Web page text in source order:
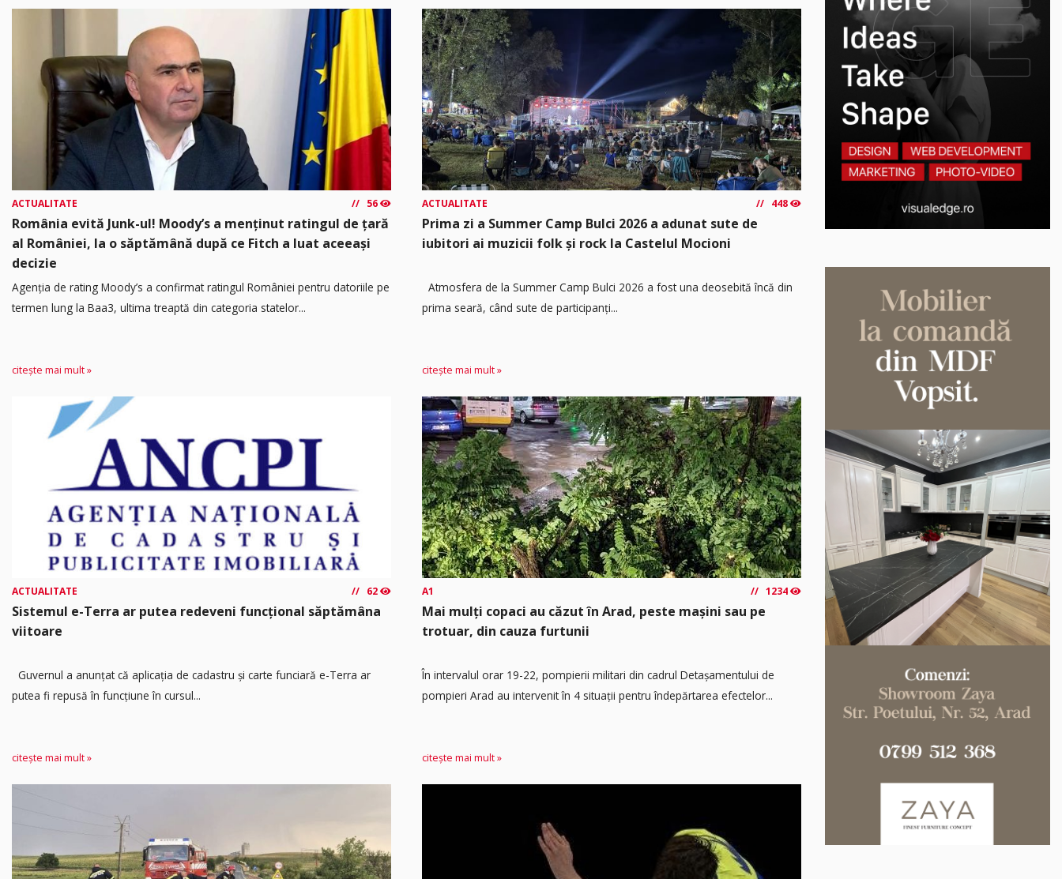
ACTUALITATE 56
România evită Junk-ul! Moody’s a menținut ratingul de țară
al României, la o săptămână după ce Fitch a luat aceeași
decizie
Agenția de rating Moody’s a confirmat ratingul României pentru datoriile pe
termen lung la Baa3, ultima treaptă din categoria statelor...
citește mai mult »
ACTUALITATE 448
Prima zi a Summer Camp Bulci 2026 a adunat sute de
iubitori ai muzicii folk și rock la Castelul Mocioni
Atmosfera de la Summer Camp Bulci 2026 a fost una deosebită încă din
prima seară, când sute de participanți...
citește mai mult »
ACTUALITATE 62
Sistemul e-Terra ar putea redeveni funcțional săptămâna
viitoare
Guvernul a anunțat că aplicația de cadastru și carte funciară e-Terra ar
putea fi repusă în funcțiune în cursul...
citește mai mult »
A1 1234
Mai mulți copaci au căzut în Arad, peste mașini sau pe
trotuar, din cauza furtunii
În intervalul orar 19-22, pompierii militari din cadrul Detașamentului de
pompieri Arad au intervenit în 4 situații pentru îndepărtarea efectelor...
citește mai mult »